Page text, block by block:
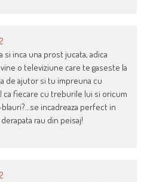
si inca una prost jucata, adica
o televiziune care te gaseste la
de ajutor si tu impreuna cu
fiecare cu treburile lui si oricum
incadreaza perfect in
rau din peisaj!